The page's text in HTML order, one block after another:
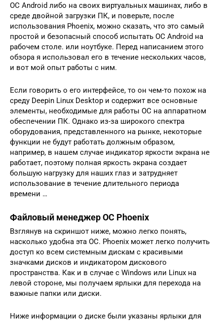
ОС Android либо на своих виртуальных машинах, либо в
среде двойной загрузки ПК, и поверьте, после
использования Phoenix, можно сказать, что это самый
простой и безопасный способ испытать ОС Android на
рабочем столе. или ноутбуке. Перед написанием этого
обзора я использовал его в течение нескольких часов,
и вот мой опыт работы с ним.
Если говорить о его интерфейсе, то он чем-то похож на
среду Deepin Linux Desktop и содержит все основные
элементы, необходимые для работы ОС на аппаратном
обеспечении ПК. Однако из-за широкого спектра
оборудования, представленного на рынке, некоторые
функции не будут работать должным образом,
например, в нашем случае индикатор яркости экрана не
работает, поэтому полная яркость экрана создает
большую нагрузку для наших глаз и затрудняет
использование в течение длительного периода
времени …
Файловый менеджер ОС Phoenix
Взглянув на скриншот ниже, можно легко понять,
насколько удобна эта ОС. Phoenix может легко получить
доступ ко всем системным дискам с красивыми
значками дисков и индикатором дискового
пространства. Как и в случае с Windows или Linux на
левой стороне, мы получаем ярлыки для перехода на
важные папки или диски.
Ниже информации о диске были указаны ярлыки для